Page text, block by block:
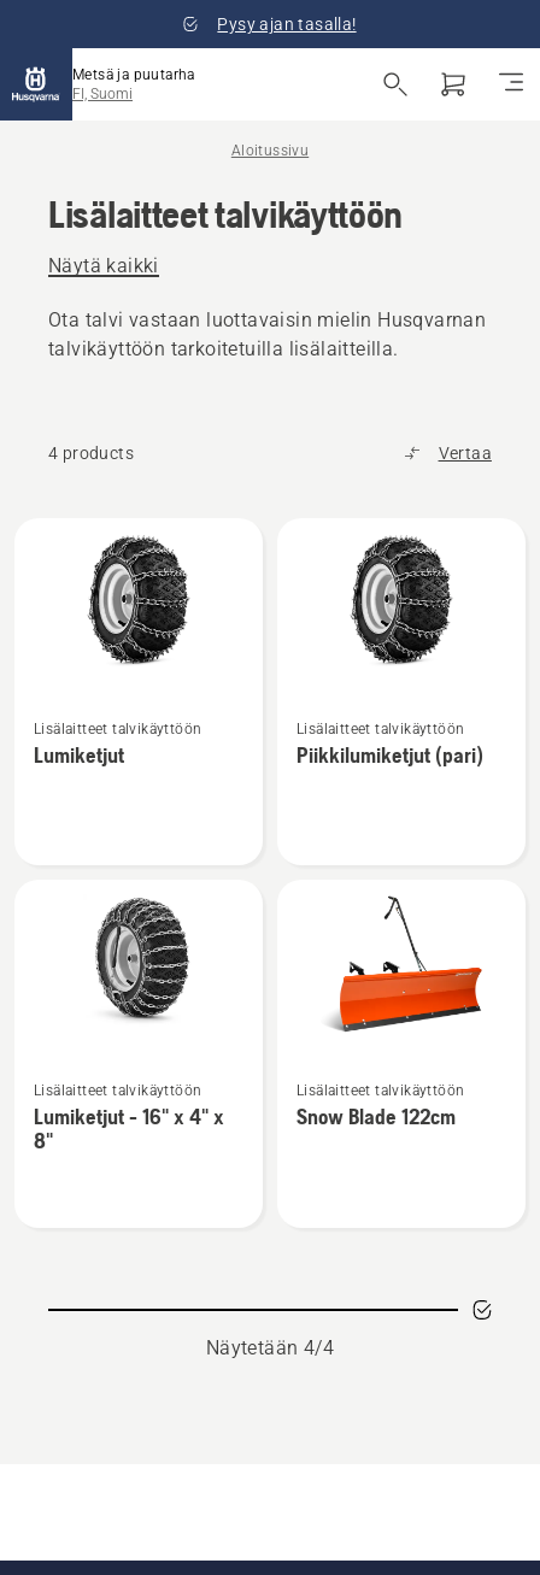
Pysy ajan tasalla!
Metsä ja puutarha
FI, Suomi
Aloitussivu
Lisälaitteet talvikäyttöön
Näytä kaikki
Ota talvi vastaan luottavaisin mielin Husqvarnan
talvikäyttöön tarkoitetuilla lisälaitteilla.
4 products Vertaa
tuotteet
lisätietoja
tuotteesta
Lisälaitteet talvikäyttöön
Lumiketjut
lisätietoja
tuotteesta
Lisälaitteet talvikäyttöön
Piikkilumiketjut (pari)
lisätietoja
tuotteesta
Lumiketjut
Lisälaitteet talvikäyttöön
Lumiketjut - 16" x 4" x
8"
lisätietoja
tuotteesta
Lisälaitteet talvikäyttöön
Snow Blade 122cm
Näytetään 4/4